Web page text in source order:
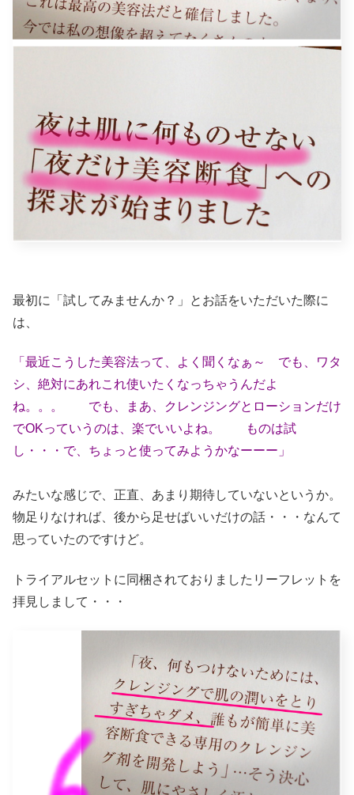
最初に「試してみませんか？」とお話をいただいた際に
は、
「最近こうした美容法って、よく聞くなぁ～ でも、ワタ
シ、絶対にあれこれ使いたくなっちゃうんだよ
ね。。。 でも、まあ、クレンジングとローションだけ
でOKっていうのは、楽でいいよね。 ものは試
し・・・で、ちょっと使ってみようかなーーー」
みたいな感じで、正直、あまり期待していないというか。
物足りなければ、後から足せばいいだけの話・・・なんて
思っていたのですけど。
トライアルセットに同梱されておりましたリーフレットを
拝見しまして・・・